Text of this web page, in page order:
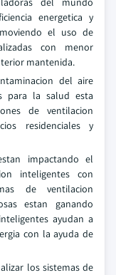
energetica y
el uso de
con menor
mantenida.
del aire
para la salud esta
de ventilacion
residenciales y
impactando el
inteligentes con
de ventilacion
estan ganando
ayudan a
con la ayuda de
los sistemas de